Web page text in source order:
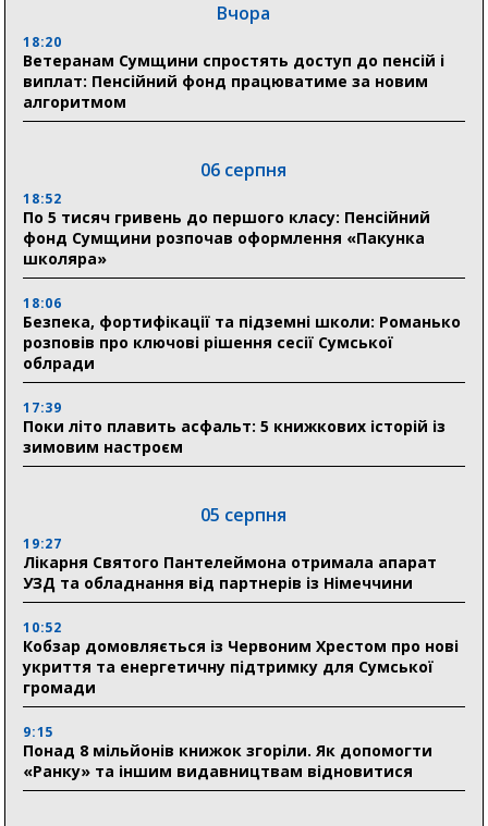
Вчора
18:20
Ветеранам Сумщини спростять доступ до пенсій і
виплат: Пенсійний фонд працюватиме за новим
алгоритмом
06 серпня
18:52
По 5 тисяч гривень до першого класу: Пенсійний
фонд Сумщини розпочав оформлення «Пакунка
школяра»
18:06
Безпека, фортифікації та підземні школи: Романько
розповів про ключові рішення сесії Сумської
облради
17:39
Поки літо плавить асфальт: 5 книжкових історій із
зимовим настроєм
05 серпня
19:27
Лікарня Святого Пантелеймона отримала апарат
УЗД та обладнання від партнерів із Німеччини
10:52
Кобзар домовляється із Червоним Хрестом про нові
укриття та енергетичну підтримку для Сумської
громади
9:15
Понад 8 мільйонів книжок згоріли. Як допомогти
«Ранку» та іншим видавництвам відновитися